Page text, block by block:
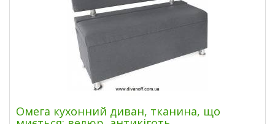
Омега кухонний диван, тканина, що